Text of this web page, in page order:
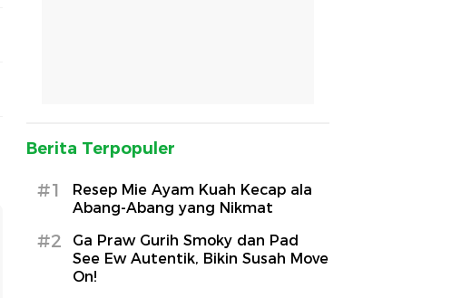
Berita Terpopuler
#1
Resep Mie Ayam Kuah Kecap ala
Abang-Abang yang Nikmat
#2
Ga Praw Gurih Smoky dan Pad
See Ew Autentik, Bikin Susah Move
On!